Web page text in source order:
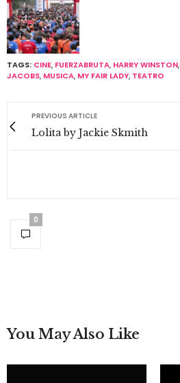
TAGS: CINE, FUERZABRUTA, HARRY WINSTON,
JACOBS, MUSICA, MY FAIR LADY, TEATRO
PREVIOUS ARTICLE
Lolita by Jackie Skmith
0
You May Also Like